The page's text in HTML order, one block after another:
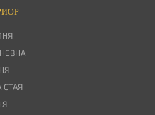
СТАЯ